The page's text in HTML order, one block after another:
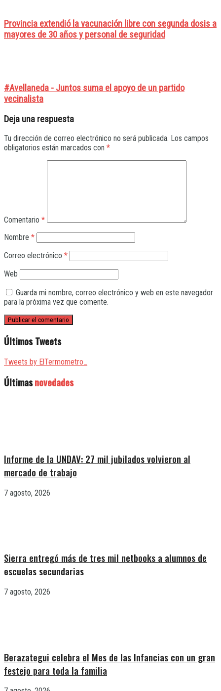
Provincia extendió la vacunación libre con segunda dosis a
mayores de 30 años y personal de seguridad
#Avellaneda - Juntos suma el apoyo de un partido
vecinalista
Deja una respuesta
Tu dirección de correo electrónico no será publicada. Los campos
obligatorios están marcados con *
Comentario *
Nombre *
Correo electrónico *
Web
Guarda mi nombre, correo electrónico y web en este navegador
para la próxima vez que comente.
Últimos Tweets
Tweets by ElTermometro_
Últimasnovedades
Informe de la UNDAV: 27 mil jubilados volvieron al
mercado de trabajo
7 agosto, 2026
Sierra entregó más de tres mil netbooks a alumnos de
escuelas secundarias
7 agosto, 2026
Berazategui celebra el Mes de las Infancias con un gran
festejo para toda la familia